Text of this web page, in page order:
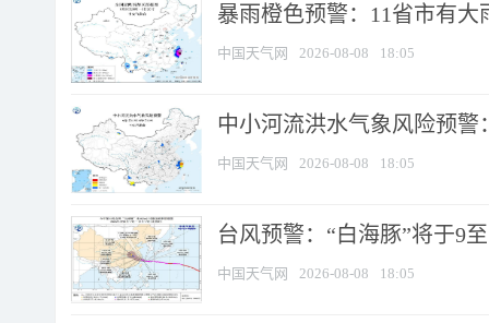
暴雨橙色预警：11省市有
中国天气网 2026-08-08 18:05
中小河流洪水气象风险预
中国天气网 2026-08-08 18:05
台风预警：“白海豚”将于9
中国天气网 2026-08-08 18:05